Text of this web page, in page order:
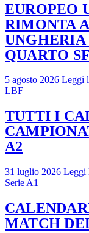
EUROPEO
RIMONTA
UNGHERIA
QUARTO
5 agosto 2026 Leggi
LBF
TUTTI I
A2
31 luglio 2026 Leggi
Serie A1
MATCH